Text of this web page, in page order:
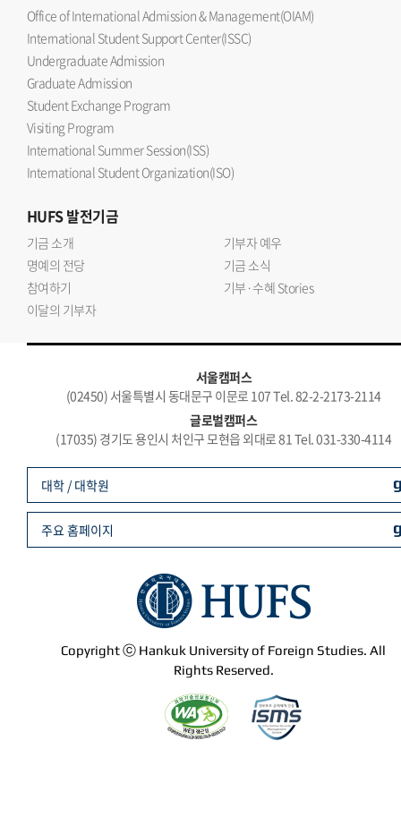
Office of International Admission & Management(OIAM)
International Student Support Center(ISSC)
Undergraduate Admission
Graduate Admission
Student Exchange Program
Visiting Program
International Summer Session(ISS)
International Student Organization(ISO)
HUFS발전기금
기금 소개
기부자 예우
명예의 전당
기금 소식
참여하기
기부·수혜 Stories
이달의 기부자
서울캠퍼스
(02450) 서울특별시 동대문구 이문로 107 Tel. 82-2-2173-2114
글로벌캠퍼스
(17035) 경기도 용인시 처인구 모현읍 외대로 81 Tel. 031-330-4114
Copyright ⓒ Hankuk University of Foreign Studies. All
Rights Reserved.
대학 / 대학원
주요 홈페이지